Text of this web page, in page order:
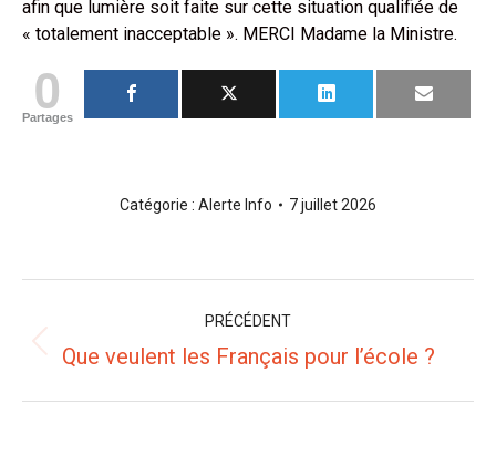
afin que lumière soit faite sur cette situation qualifiée de
« totalement inacceptable ». MERCI Madame la Ministre.
0
Partages
Catégorie : Alerte Info 7 juillet 2026
article
PRÉCÉDENT
Article
:
Que veulent les Français pour l’école ?